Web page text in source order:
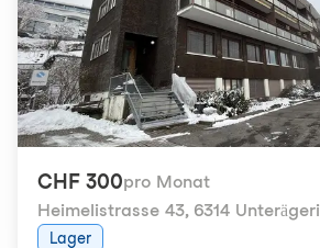
CHF 300pro Monat
Heimelistrasse 43, 6314 Unterägeri
Lager